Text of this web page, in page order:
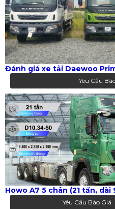
Đánh giá xe tải Daewoo
Yêu Cầu
Howo A7 5 chân (21 tấn,
Yêu Cầu Báo Giá